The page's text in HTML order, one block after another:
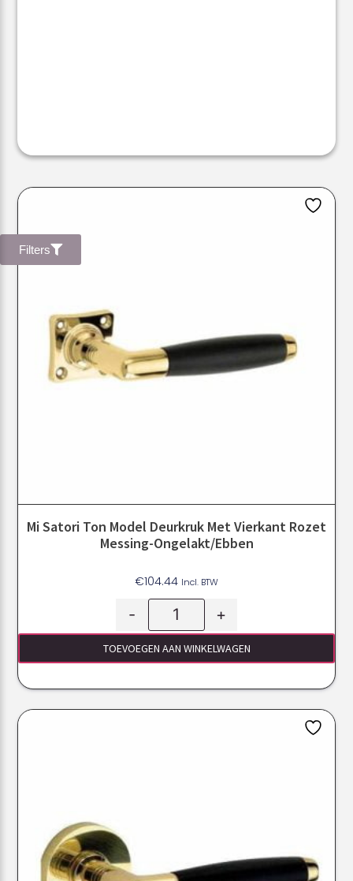
Filters
Mi Satori Ton Model Deurkruk Met Vierkant Rozet
Messing-Ongelakt/ebben
€104.44 Incl. BTW
- +
TOEVOEGEN AAN WINKELWAGEN